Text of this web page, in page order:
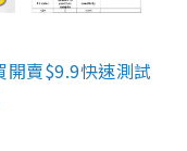
開賣$9.9快速測試